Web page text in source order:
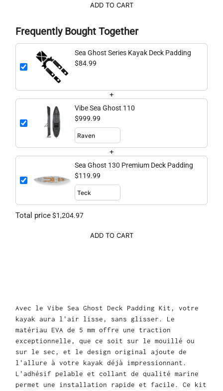
ADD TO CART
Frequently Bought Together
Sea Ghost Series Kayak Deck Padding
$84.99
+
Vibe Sea Ghost 110
$999.99
+
Sea Ghost 130 Premium Deck Padding
$119.99
Total price$1,204.97
ADD TO CART
Avec le Vibe Sea Ghost Deck Padding Kit, votre
kayak aura l'air lisse, sans glisser. Le
matériau EVA de 5 mm offre une traction
exceptionnelle, que ce soit sur le mouillé ou
sur le sec, et le design original ajoute de
l'allure à votre kayak déjà impressionnant.
L'adhésif pelable et collant de qualité marine
permet une installation rapide et facile. Ce kit